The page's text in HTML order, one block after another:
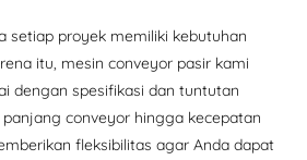
setiap proyek memiliki kebutuhan
itu, mesin conveyor pasir kami
dengan spesifikasi dan tuntutan
conveyor hingga kecepatan
fleksibilitas agar Anda dapat